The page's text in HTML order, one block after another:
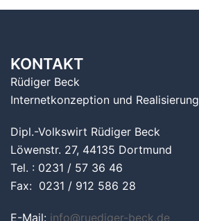
KONTAKT
Rüdiger Beck
Internetkonzeption und Realisierung
Dipl.-Volkswirt Rüdiger Beck
Löwenstr. 27, 44135 Dortmund
Tel. : 0231 / 57 36 46
Fax: 0231 / 912 586 28
E-Mail: info@ruediger-beck.de